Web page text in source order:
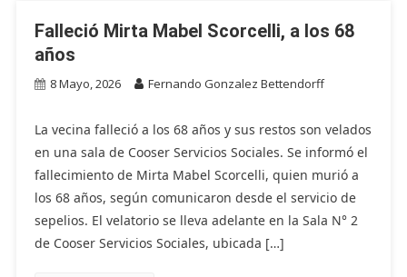
Falleció Mirta Mabel Scorcelli, a los 68
años
8 Mayo, 2026 Fernando Gonzalez Bettendorff
La vecina falleció a los 68 años y sus restos son velados
en una sala de Cooser Servicios Sociales. Se informó el
fallecimiento de Mirta Mabel Scorcelli, quien murió a
los 68 años, según comunicaron desde el servicio de
sepelios. El velatorio se lleva adelante en la Sala N° 2
de Cooser Servicios Sociales, ubicada […]